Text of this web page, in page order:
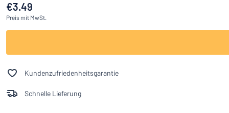
€3.49
Preis mit MwSt.
Kundenzufriedenheitsgarantie
Schnelle Lieferung